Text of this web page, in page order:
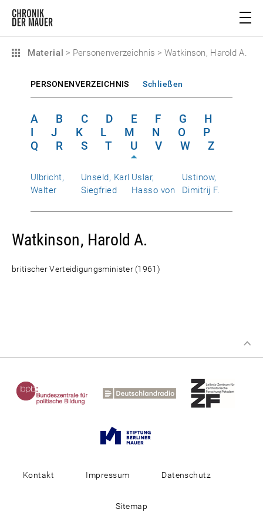
Material > Personenverzeichnis > Watkinson, Harold A.
PERSONENVERZEICHNIS Schließen
A B C D E F G
H
I
J K L M N O
P
Q
R S T U V W Z
Ulbricht,
Walter
Unseld, Karl
Siegfried
Uslar,
Hasso von
Ustinow,
Dimitrij F.
Watkinson, Harold A.
britischer Verteidigungsminister (1961)
Kontakt Impressum Datenschutz
Sitemap